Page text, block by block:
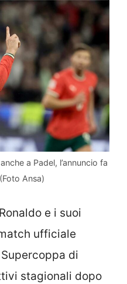
a Padel, l’annuncio fa
Ansa)
e i suoi
ufficiale
di
stagionali dopo